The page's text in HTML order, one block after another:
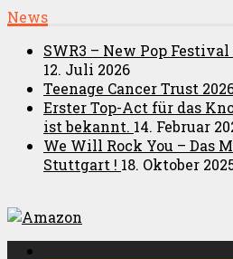
News
SWR3 – New Pop
12. Juli 2026
Teenage Cancer Trust
Erster Top-Act für das
ist bekannt. 14. Februar
We Will Rock You – Das
Stuttgart ! 18. Oktober